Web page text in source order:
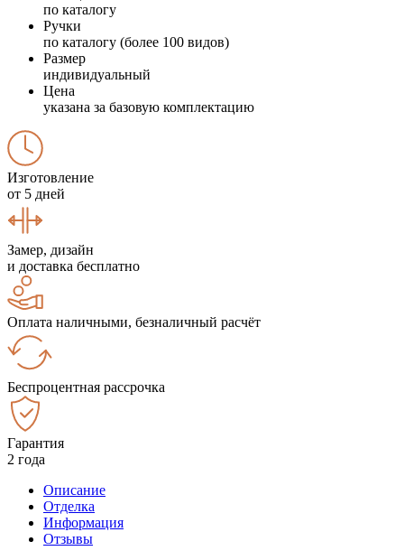
по каталогу
Ручки
по каталогу (более 100 видов)
Размер
индивидуальный
Цена
указана за базовую комплектацию
Изготовление
от 5 дней
Замер, дизайн
и доставка бесплатно
Оплата наличными, безналичный расчёт
Беспроцентная рассрочка
Гарантия
2 года
Описание
Отделка
Информация
Отзывы